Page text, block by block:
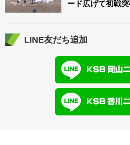
ード広げて初戦
LINE友だち追加